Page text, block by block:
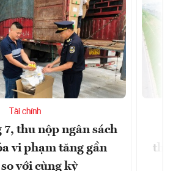
Tài chính
thu nộp ngân sách
vi phạm tăng gần
với cùng kỳ